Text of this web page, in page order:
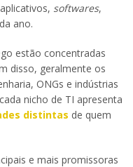
softwares,
ano.
estão concentradas
disso, geralmente os
ONGs e indústrias
nicho de TI apresenta
distintas de quem
e mais promissoras